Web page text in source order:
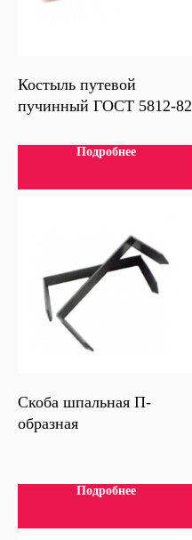
Костыль путевой
пучинный ГОСТ 5812-82
Подробнее
Скоба шпальная П-
образная
Подробнее